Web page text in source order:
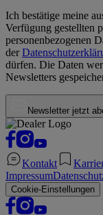
Ich bestätige meine
Verfügung gestellten
personenbezogenen
der
dürfen. Die Daten
Newsletters
Newsletter jetzt
Kontakt
Impressum
Cookie-Einstellungen